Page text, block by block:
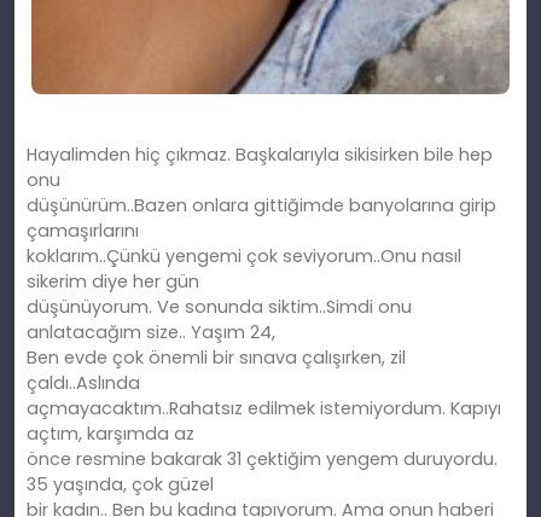
Hayalimden hiç çıkmaz. Başkalarıyla sikisirken bile hep
onu
düşünürüm..Bazen onlara gittiğimde banyolarına girip
çamaşırlarını
koklarım..Çünkü yengemi çok seviyorum..Onu nasıl
sikerim diye her gün
düşünüyorum. Ve sonunda siktim..Simdi onu
anlatacağım size.. Yaşım 24,
Ben evde çok önemli bir sınava çalışırken, zil
çaldı..Aslında
açmayacaktım..Rahatsız edilmek istemiyordum. Kapıyı
açtım, karşımda az
önce resmine bakarak 31 çektiğim yengem duruyordu.
35 yaşında, çok güzel
bir kadın.. Ben bu kadına tapıyorum. Ama onun haberi